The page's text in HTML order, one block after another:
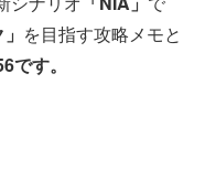
を目指す攻略メモと
です。